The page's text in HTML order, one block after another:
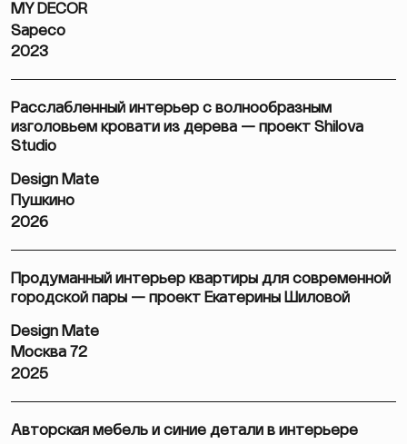
MY DECOR
Sapeco
2023
Расслабленный интерьер с волнообразным
изголовьем кровати из дерева — проект Shilova
Studio
Design Mate
Пушкино
2026
Продуманный интерьер квартиры для современной
городской пары — проект Екатерины Шиловой
Design Mate
Москва 72
2025
Авторская мебель и синие детали в интерьере